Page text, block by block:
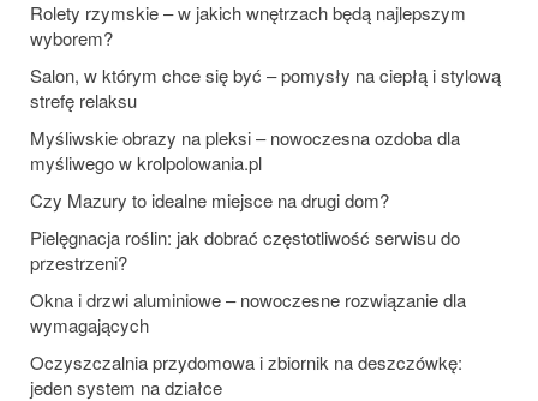
Rolety rzymskie – w jakich wnętrzach będą najlepszym
wyborem?
Salon, w którym chce się być – pomysły na ciepłą i stylową
strefę relaksu
Myśliwskie obrazy na pleksi – nowoczesna ozdoba dla
myśliwego w krolpolowania.pl
Czy Mazury to idealne miejsce na drugi dom?
Pielęgnacja roślin: jak dobrać częstotliwość serwisu do
przestrzeni?
Okna i drzwi aluminiowe – nowoczesne rozwiązanie dla
wymagających
Oczyszczalnia przydomowa i zbiornik na deszczówkę:
jeden system na działce